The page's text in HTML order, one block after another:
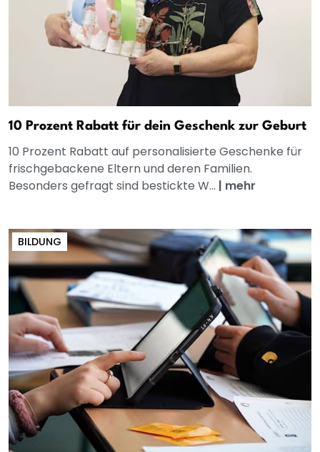
10 Prozent Rabatt für dein Geschenk zur Geburt
10 Prozent Rabatt auf personalisierte Geschenke für
frischgebackene Eltern und deren Familien.
Besonders gefragt sind bestickte W... | mehr
BILDUNG